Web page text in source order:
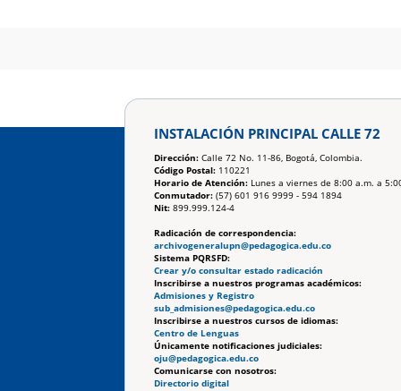
INSTALACIÓN PRINCIPAL CALLE 72
Dirección: Calle 72 No. 11-86, Bogotá, Colombia.
Código Postal: 110221
Horario de Atención: Lunes a viernes de 8:00 a.m. a
Conmutador: (57) 601 916 9999 - 594 1894
Nit: 899.999.124-4
Radicación de correspondencia:
archivogeneralupn@pedagogica.edu.co
Sistema PQRSFD:
Crear y/o consultar estado radicación
Inscribirse a nuestros programas académicos:
Admisiones y Registro
sub_admisiones@pedagogica.edu.co
Inscribirse a nuestros cursos de idiomas:
Centro de Lenguas
Únicamente notificaciones judiciales:
oju@pedagogica.edu.co
Comunicarse con nosotros:
Directorio digital